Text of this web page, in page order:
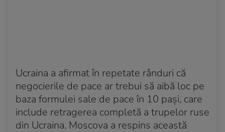
Ucraina a afirmat în repetate rânduri că
negocierile de pace ar trebui să aibă loc pe
baza formulei sale de pace în 10 pași, care
include retragerea completă a trupelor ruse
din Ucraina. Moscova a respins această